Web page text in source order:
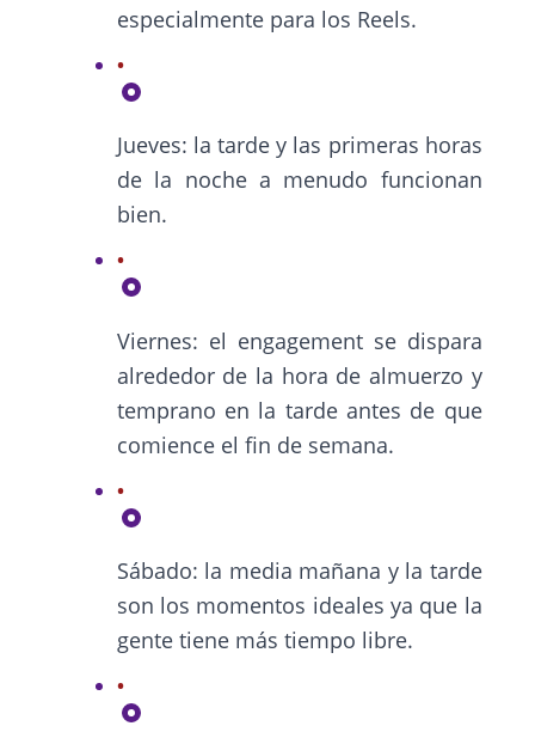
especialmente para los Reels.
Jueves: la tarde y las primeras horas
de la noche a menudo funcionan
bien.
Viernes: el engagement se dispara
alrededor de la hora de almuerzo y
temprano en la tarde antes de que
comience el fin de semana.
Sábado: la media mañana y la tarde
son los momentos ideales ya que la
gente tiene más tiempo libre.